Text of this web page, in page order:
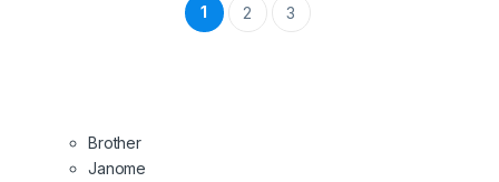
1 2 3
Brother
Janome